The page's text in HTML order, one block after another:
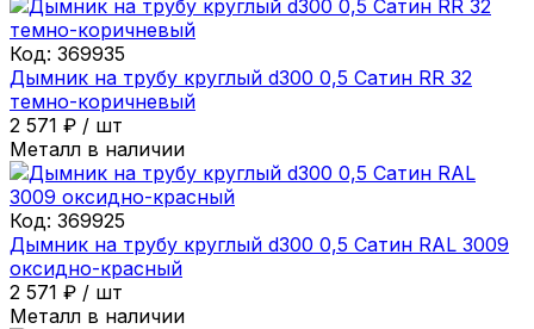
Код: 369935
Дымник на трубу круглый d300 0,5 Сатин RR 32
темно-коричневый
2 571 ₽ / шт
Металл в наличии
Код: 369925
Дымник на трубу круглый d300 0,5 Сатин RAL 3009
оксидно-красный
2 571 ₽ / шт
Металл в наличии